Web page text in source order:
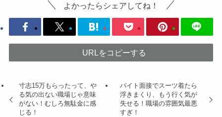
よかったらシェアしてね！
URLをコピーする
寸志15万もらったって、や
る気の出ない職場じゃ意味
がない！むしろ無駄金に感
じる！
バイト面接でスーツ着たら
浮きまくり、もう行く気が
失せる！職場の雰囲気最悪
すぎ！